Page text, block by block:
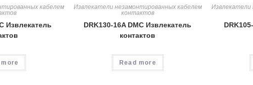
кабелем
Извлекатель
more
Извлекатели незамонтированных кабелем
контактов
DRK130-16A DMC Извлекатель
контактов
Read more
Извлекатели